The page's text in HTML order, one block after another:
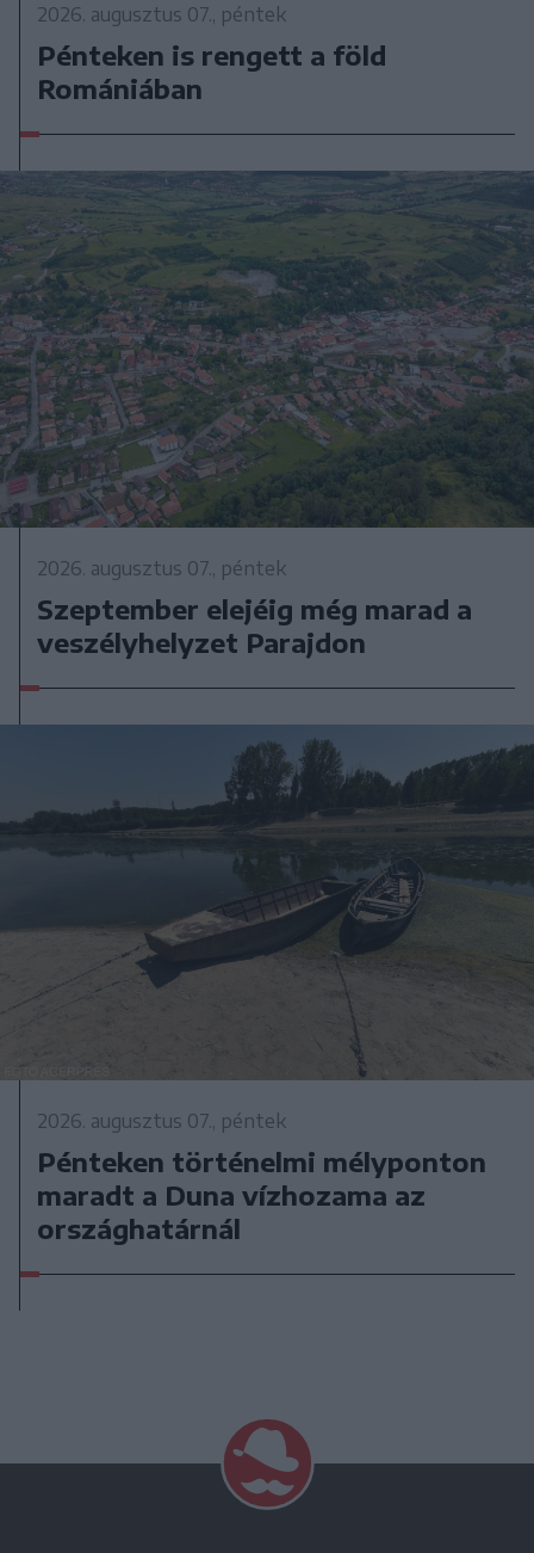
2026. augusztus 07., péntek
Pénteken is rengett a föld
Romániában
2026. augusztus 07., péntek
Szeptember elejéig még marad a
veszélyhelyzet Parajdon
2026. augusztus 07., péntek
Pénteken történelmi mélyponton
maradt a Duna vízhozama az
országhatárnál